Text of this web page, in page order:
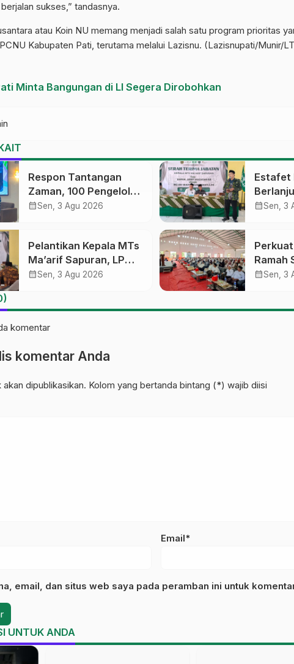
sukses,” tandasnya.
atau Koin NU memang menjadi salah satu program prioritas
PCNU Kabupaten Pati, terutama melalui Lazisnu. (Lazisnupati/Munir/
Minta Bangungan di LI Segera Dirobohkan
Respon Tantangan
Zaman, 100 Pengelola
Medsos Sekolah
Digital
calendar_monthSen, 3 Agu 2026
Estafet
calendar_monthSen, 3
Pelantikan Kepala MTs
Ma’arif Sapuran, LP
Ma’arif NU Wonosobo
calendar_monthSen, 3 Agu 2026
Ramah
Gelar
calendar_monthSen, 3
komentar
komentar Anda
akan dipublikasikan. Kolom yang bertanda bintang (*) wajib diisi
Email*
email, dan situs web saya pada peramban ini untuk
UNTUK ANDA